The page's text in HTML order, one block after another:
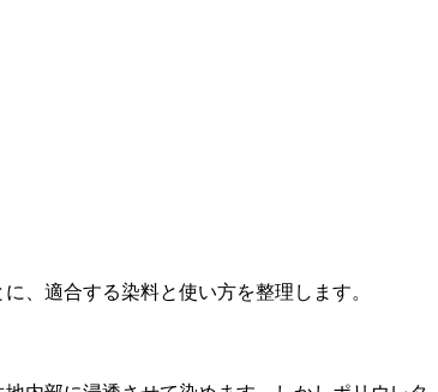
、適合する染料と使い方を整理します。